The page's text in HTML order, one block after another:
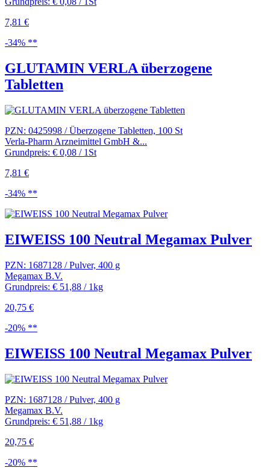
7,81 €
-34% **
GLUTAMIN VERLA überzogene
Tabletten
PZN: 0425998 / Überzogene Tabletten, 100 St
Verla-Pharm Arzneimittel GmbH &...
Grundpreis: € 0,08 / 1St
7,81 €
-34% **
EIWEISS 100 Neutral Megamax Pulver
PZN: 1687128 / Pulver, 400 g
Megamax B.V.
Grundpreis: € 51,88 / 1kg
20,75 €
-20% **
EIWEISS 100 Neutral Megamax Pulver
PZN: 1687128 / Pulver, 400 g
Megamax B.V.
Grundpreis: € 51,88 / 1kg
20,75 €
-20% **